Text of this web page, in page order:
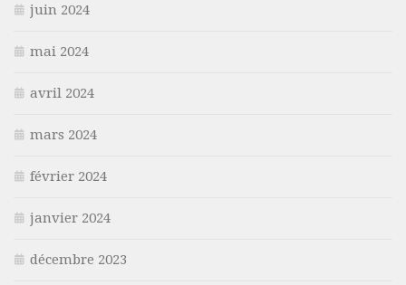
juin 2024
mai 2024
avril 2024
mars 2024
février 2024
janvier 2024
décembre 2023